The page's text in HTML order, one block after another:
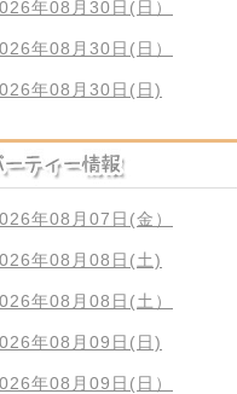
年08月30日(日）
年08月30日(日）
年08月30日(日)
年08月07日(金）
年08月08日(土)
年08月08日(土）
年08月09日(日)
年08月09日(日）